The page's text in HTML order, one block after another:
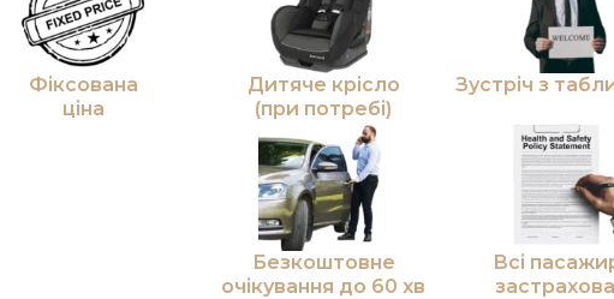
Фіксована
ціна
Дитяче крісло
(при потребі)
Зустріч з
Безкоштовне
очікування до 60 хв
Всі